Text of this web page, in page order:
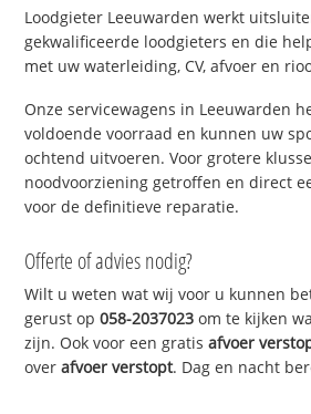
Loodgieter Leeuwarden werkt
gekwalificeerde loodgieters en die
met uw waterleiding, CV, afvoer en
Onze servicewagens in Leeuwarden
voldoende voorraad en kunnen uw
ochtend uitvoeren. Voor grotere
noodvoorziening getroffen en direct
voor de definitieve reparatie.
Offerte of advies nodig?
Wilt u weten wat wij voor u kunnen
gerust op058-2037023 om te kijken
zijn. Ook voor een gratisafvoer
overafvoer verstopt. Dag en nacht